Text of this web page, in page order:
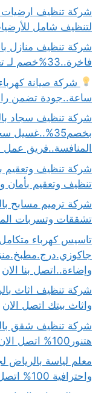
لتنظيف شامل
شركة تنظيف منازل
فاخرة..33%خصم لـ تعقيم فعال لمنزلك
ساعة..جودة تضمن راحة بالك
شركة تنظيف سجاد
المنافسة..فريق عمل
تنظيف وتعقيم بأمان وثقة
تشققات وتسربات
وإضاءة..اتصل بنا الان
واثاث بيتك اتصل الان
هتنور100% اتصل الان
معلم لياسة بالرياض
واحترافية 100% اتصل بنا الان